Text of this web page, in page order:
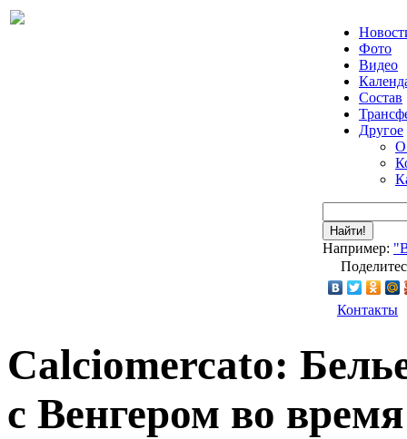
Фото
Видео
Состав
Другое
О
Найти!
Например:
Контакты
Calciomercato:
с Венгером во